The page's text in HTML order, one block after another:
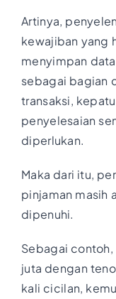
Artinya,
kewajiban yang
menyimpan
sebagai bagian
transaksi,
penyelesaian
diperlukan.
Maka dari itu,
pinjaman masih
dipenuhi.
Sebagai contoh,
juta dengan
kali cicilan,